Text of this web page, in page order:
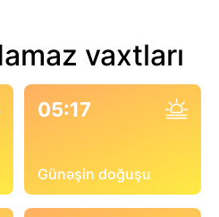
vaxtları
05:17
Günəşin doğuşu